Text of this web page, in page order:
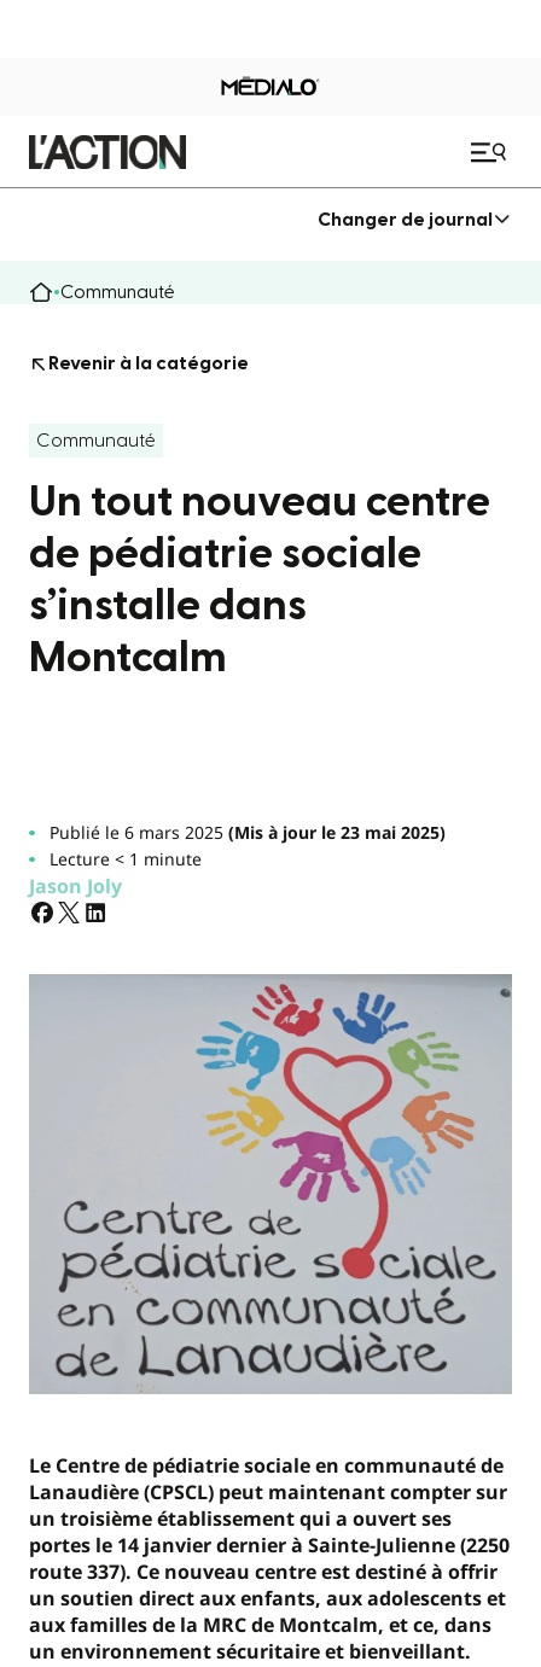
Changer de journal
Communauté
Revenir à la catégorie
Communauté
Un tout nouveau centre
de pédiatrie sociale
s’installe dans
Montcalm
Publié le 6 mars 2025(Mis à jour le 23 mai 2025)
Lecture < 1 minute
Jason Joly
Le Centre de pédiatrie sociale en communauté de
Lanaudière (CPSCL) peut maintenant compter sur
un troisième établissement qui a ouvert ses
portes le 14 janvier dernier à Sainte-Julienne (2250
route 337). Ce nouveau centre est destiné à offrir
un soutien direct aux enfants, aux adolescents et
aux familles de la MRC de Montcalm, et ce, dans
un environnement sécuritaire et bienveillant.